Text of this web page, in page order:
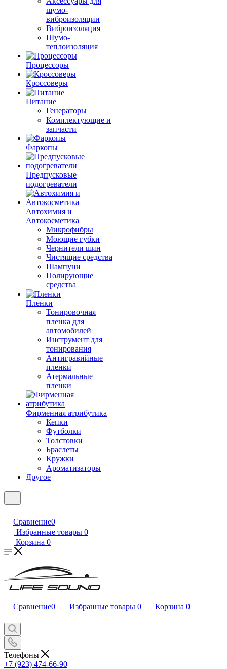
шумо-
виброизоляции
Виброизоляция
Шумо-
теплоизоляция
Процессоры
Кроссоверы
Питание
Генераторы
Комплектующие и
запчасти
Фаркопы
Предпусковые
подогреватели
Автохимия и
Автокосметика
Микрофибры
Моющие губки
Чернители шин
Чистящие средства
Шампуни
Полирующие
средства
Пленки
Тонировочная
пленка для
автомобилей
Инструмент для
тонирования
Антигравийные
пленки
Атермальные
пленки
Фирменная атрибутика
Кепки
Футболки
Толстовки
Браслеты
Кружки
Ароматизаторы
Другое
Сравнение0
Избранные товары 0
Корзина 0
Сравнение0 Избранные товары 0 Корзина 0
Телефоны
+7 (923) 474-66-90